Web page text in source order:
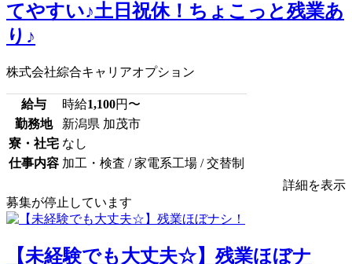
てやすい♪土日祝休！ちょこっと残業あ
り♪
株式会社綜合キャリアオプション
給与 時給1,100円〜
勤務地
新潟県 加茂市
寮・社宅 なし
仕事内容 加工・検査 / 家電系工場 / 交替制
詳細を表示
募集が停止しています
【未経験でも大丈夫☆】残業ほぼナ